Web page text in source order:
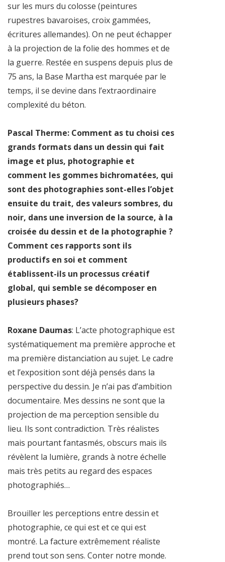
sur les murs du colosse (peintures
rupestres bavaroises, croix gammées,
écritures allemandes). On ne peut échapper
à la projection de la folie des hommes et de
la guerre. Restée en suspens depuis plus de
75 ans, la Base Martha est marquée par le
temps, il se devine dans l’extraordinaire
complexité du béton.
Pascal Therme: Comment as tu choisi ces
grands formats dans un dessin qui fait
image et plus, photographie et
comment les gommes bichromatées, qui
sont des photographies sont-elles l’objet
ensuite du trait, des valeurs sombres, du
noir, dans une inversion de la source, à la
croisée du dessin et de la photographie ?
Comment ces rapports sont ils
productifs en soi et comment
établissent-ils un processus créatif
global, qui semble se décomposer en
plusieurs phases?
Roxane Daumas: L’acte photographique est
systématiquement ma première approche et
ma première distanciation au sujet. Le cadre
et l’exposition sont déjà pensés dans la
perspective du dessin. Je n’ai pas d’ambition
documentaire. Mes dessins ne sont que la
projection de ma perception sensible du
lieu. Ils sont contradiction. Très réalistes
mais pourtant fantasmés, obscurs mais ils
révèlent la lumière, grands à notre échelle
mais très petits au regard des espaces
photographiés…
Brouiller les perceptions entre dessin et
photographie, ce qui est et ce qui est
montré. La facture extrêmement réaliste
prend tout son sens. Conter notre monde.